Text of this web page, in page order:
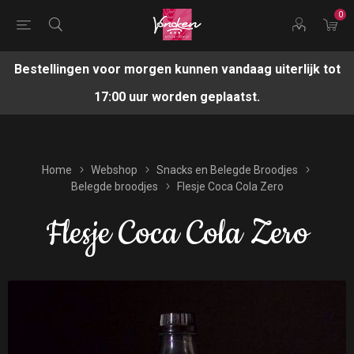
0
Bestellingen voor morgen kunnen vandaag uiterlijk tot
17:00 uur worden geplaatst.
Home Webshop
Snacks en Belegde Broodjes
Belegde broodjes
Flesje Coca Cola Zero
Flesje Coca Cola Zero